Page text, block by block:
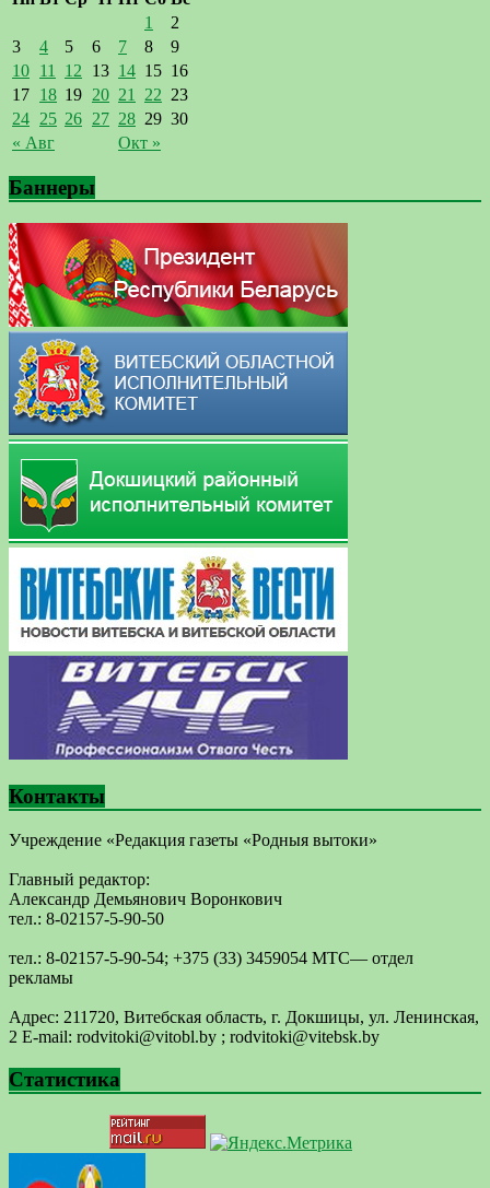
« Авг Окт »
1
2
3
4 5 6 7 8
9
10 11 12 13 14 15 16
17 18 19 20 21 22 23
24 25 26 27 28 29 30
Баннеры
Контакты
Учреждение «Редакция газеты «Родныя вытоки»
Главный редактор:
Александр Демьянович Воронкович
тел.: 8-02157-5-90-50
тел.: 8-02157-5-90-54; +375 (33) 3459054 МТС— отдел
рекламы
Адрес: 211720, Витебская область, г. Докшицы, ул. Ленинская,
2 E-mail: ​rodvitoki@​​vitobl​.by ; rodvitoki@vitebsk.by
Статистика